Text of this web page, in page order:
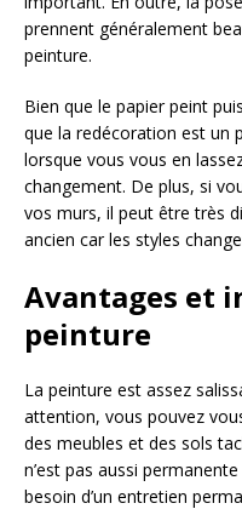
prennent généralement
peinture.
Bien que le papier peint
que la redécoration est un
lorsque vous vous en
changement. De plus, si
vos murs, il peut être très
ancien car les styles
Avantages et
peinture
La peinture est assez
attention, vous pouvez
des meubles et des sols
n’est pas aussi
besoin d’un entretien